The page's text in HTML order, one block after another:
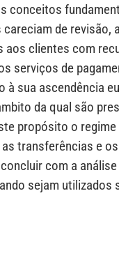
conceitos
de revisão,
clientes com
serviços de
sua ascendência
da qual são
propósito o
transferências e
com a
sejam utilizados